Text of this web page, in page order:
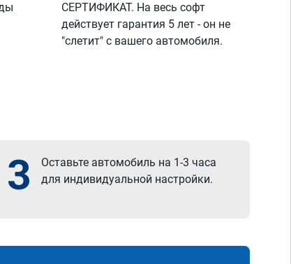
СЕРТИФИКАТ. На весь софт
действует гарантия 5 лет - он не
"слетит" с вашего автомобиля.
3
Оставьте автомобиль на 1-3 часа
для индивидуальной настройки.